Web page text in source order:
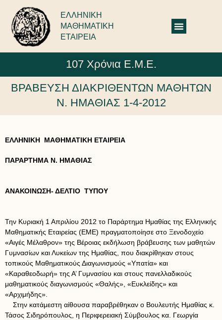
ΕΛΛΗΝΙΚΗ
ΜΑΘΗΜΑΤΙΚΗ
ΕΤΑΙΡΕΙΑ
107 Χρόνια Ε.Μ.Ε.
ΒΡΑΒΕΥΣΗ ΔΙΑΚΡΙΘΕΝΤΩΝ ΜΑΘΗΤΩΝ
Ν. ΗΜΑΘΙΑΣ 1-4-2012
ΕΛΛΗΝΙΚΗ ΜΑΘΗΜΑΤΙΚΗ ΕΤΑΙΡΕΙΑ
ΠΑΡΑΡΤΗΜΑ Ν. ΗΜΑΘΙΑΣ
ΑΝΑΚΟΙΝΩΣΗ- ΔΕΛΤΙΟ ΤΥΠΟΥ
Την Κυριακή 1 Απριλίου 2012 το Παράρτημα Ημαθίας της Ελληνικής
Μαθηματικής Εταιρείας (ΕΜΕ) πραγματοποίησε στο Ξενοδοχείο
«Αιγές Μέλαθρον» της Βέροιας εκδήλωση βράβευσης των μαθητών
Γυμνασίων και Λυκείων της Ημαθίας, που διακρίθηκαν στους
τοπικούς Μαθηματικούς Διαγωνισμούς «Υπατία» και
«Καραθεοδωρή» της Α’ Γυμνασίου και στους πανελλαδικούς
μαθηματικούς διαγωνισμούς «Θαλής», «Ευκλείδης» και
«Αρχιμήδης».
Στην κατάμεστη αίθουσα παραβρέθηκαν ο Βουλευτής Ημαθίας κ.
Τάσος Σιδηρόπουλος, η Περιφερειακή Σύμβουλος κα. Γεωργία